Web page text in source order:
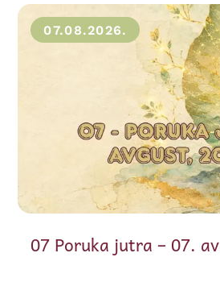
07.08.2026.
07 Poruka jutra – 07.